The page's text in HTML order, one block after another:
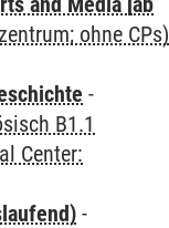
ohne CPs)
-
B1.1
Center:
-